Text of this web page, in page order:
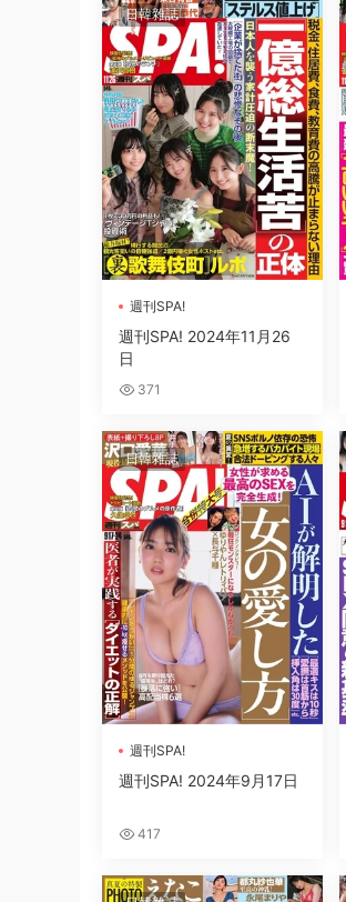
日韓雜誌
週刊SPA!
週刊SPA! 2024年11月26
日
371
日韓雜誌
週刊SPA!
週刊SPA! 2024年9月17日
417